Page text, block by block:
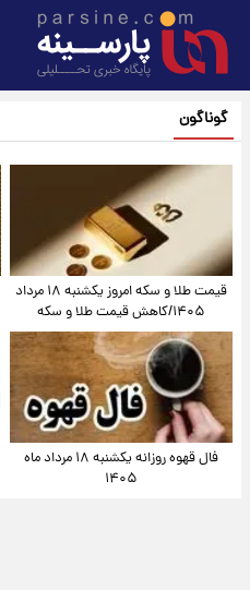
گوناگون
قیمت طلا و سکه امروز یکشنبه ۱۸ مرداد
۱۴۰۵/کاهش قیمت طلا و سکه
فال قهوه روزانه یکشنبه ۱۸ مرداد ماه
۱۴۰۵